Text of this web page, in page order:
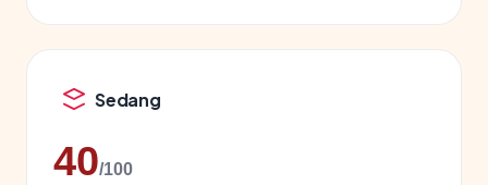
Sedang
40/100